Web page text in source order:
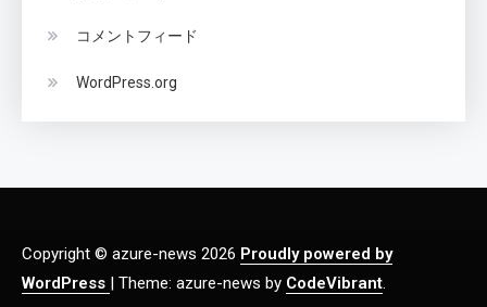
コメントフィード
WordPress.org
Copyright © azure-news 2026 Proudly powered by
WordPress
Theme: azure-news by CodeVibrant.